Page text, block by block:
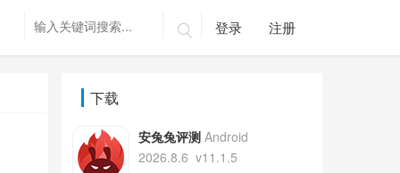
 登录 注册
下载
安兔兔评测 Android
2026.8.6 v11.1.5